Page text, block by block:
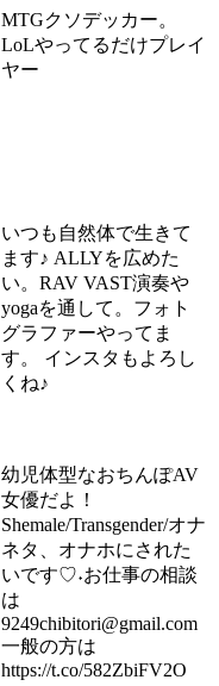
MTGクソデッカー。
LoLやってるだけプレイ
ヤー
いつも自然体で生きて
ます♪ ALLYを広めた
い。RAV VAST演奏や
yogaを通して。フォト
グラファーやってま
す。 インスタもよろし
くね♪
幼児体型なおちんぽAV
女優だよ！
Shemale/Transgender/オナ
ネタ、オナホにされた
いです♡˖お仕事の相談
は
9249chibitori@gmail.com
一般の方は
https://t.co/582ZbiFV2O